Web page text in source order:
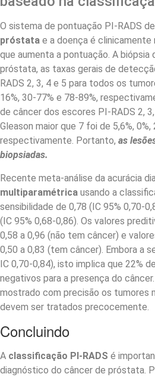
O sistema de pontuação PI-RADS
próstata e a doença é clinicamente
que aumenta a pontuação. A biópsia
próstata, as taxas gerais de
RADS 2, 3, 4 e 5 para todos os
16%, 30-77% e 78-89%,
de câncer dos escores PI-RADS 2,
Gleason maior que 7 foi de 5,6%, 0%,
respectivamente. Portanto, as
biopsiadas.
Recente meta-análise da acurácia
multiparamétrica usando a
sensibilidade de 0,78 (IC 95% 0,70-
(IC 95% 0,68-0,86). Os valores
0,58 a 0,96 (não tem câncer) e
0,50 a 0,83 (tem câncer). Embora a
IC 0,70-0,84), isto implica que 22%
negativos para a presença do
mostrado com precisão os tumores
devem ser tratados precocemente.
Concluindo
A classificação PI-RADS é
diagnóstico do câncer de próstata.